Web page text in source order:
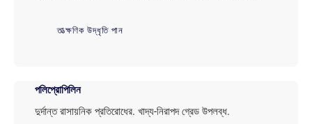
তাত্ক্ষণিক উদ্ধৃতি পান
পলিপ্রোপিলিন
দুর্দান্ত রাসায়নিক প্রতিরোধের. খাদ্য-নিরাপদ গ্রেড উপলব্ধ.